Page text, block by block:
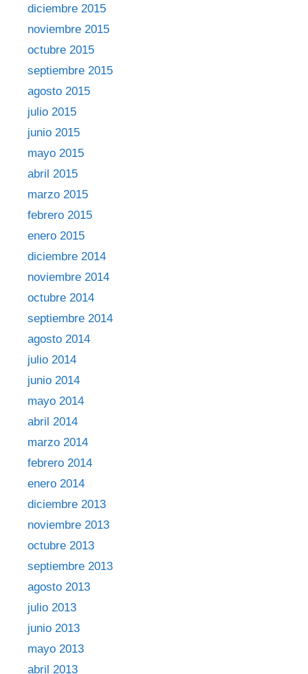
diciembre 2015
noviembre 2015
octubre 2015
septiembre 2015
agosto 2015
julio 2015
junio 2015
mayo 2015
abril 2015
marzo 2015
febrero 2015
enero 2015
diciembre 2014
noviembre 2014
octubre 2014
septiembre 2014
agosto 2014
julio 2014
junio 2014
mayo 2014
abril 2014
marzo 2014
febrero 2014
enero 2014
diciembre 2013
noviembre 2013
octubre 2013
septiembre 2013
agosto 2013
julio 2013
junio 2013
mayo 2013
abril 2013